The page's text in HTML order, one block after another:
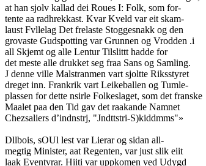
at han sjolv kallad dei Roues I: Folk, som for-
tente aa radhrekkast. Kvar Kveld var eit skam-
laust Fvllelag Det frelaste Stoggesnakk og den
grovaste Gudspotting var Grunnen og Vrodden .i
all Skjemt og alle Lentur Tilslittt hadde for
det meste alle drukket seg fraa Sans og Samling.
J denne ville Malstranmen vart sjoltte Riksstyret
dreget inn. Frankrik vart Leikeballen og Tumle-
plassen for dette nsirle Folkeslaget, som det franske
Maalet paa den Tid gav det raakande Namnet
Chezsaliers d’indnstrj, "Jndttstri-S)kiddmms"»
Dllbois, sOUl lest var Lierar og sidan all-
megtig Minister, aat Regenten, var just slik eiit
laak Eventvrar. Hiiti var uppkomen ved Udygd